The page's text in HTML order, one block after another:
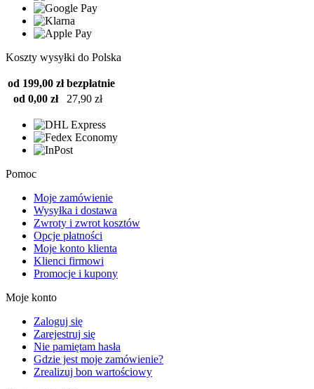
Koszty wysyłki do Polska
od 199,00 zł bezpłatnie
od 0,00 zł
27,90 zł
Pomoc
Moje zamówienie
Wysyłka i dostawa
Zwroty i zwrot kosztów
Opcje płatności
Moje konto klienta
Klienci firmowi
Promocje i kupony
Moje konto
Zaloguj się
Zarejestruj się
Nie pamiętam hasła
Gdzie jest moje zamówienie?
Zrealizuj bon wartościowy